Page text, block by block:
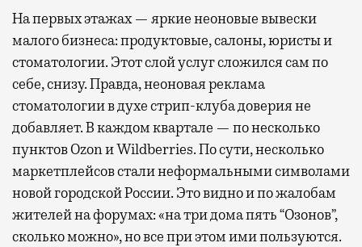
На первых этажах — яркие неоновые вывески
малого бизнеса: продуктовые, салоны, юристы и
стоматологии. Этот слой услуг сложился сам по
себе, снизу. Правда, неоновая реклама
стоматологии в духе стрип-клуба доверия не
добавляет. В каждом квартале — по несколько
пунктов Ozon и Wildberries. По сути, несколько
маркетплейсов стали неформальными символами
новой городской России. Это видно и по жалобам
жителей на форумах: «на три дома пять “Озонов”,
сколько можно», но все при этом ими пользуются.